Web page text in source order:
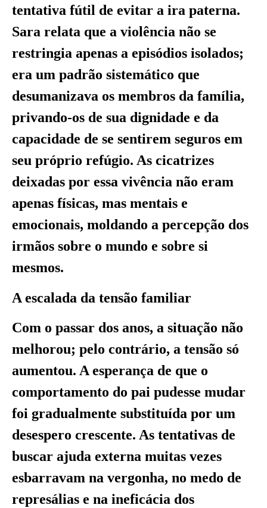
tentativa fútil de evitar a ira paterna.
Sara relata que a violência não se
restringia apenas a episódios isolados;
era um padrão sistemático que
desumanizava os membros da família,
privando-os de sua dignidade e da
capacidade de se sentirem seguros em
seu próprio refúgio. As cicatrizes
deixadas por essa vivência não eram
apenas físicas, mas mentais e
emocionais, moldando a percepção dos
irmãos sobre o mundo e sobre si
mesmos.
A escalada da tensão familiar
Com o passar dos anos, a situação não
melhorou; pelo contrário, a tensão só
aumentou. A esperança de que o
comportamento do pai pudesse mudar
foi gradualmente substituída por um
desespero crescente. As tentativas de
buscar ajuda externa muitas vezes
esbarravam na vergonha, no medo de
represálias e na ineficácia dos